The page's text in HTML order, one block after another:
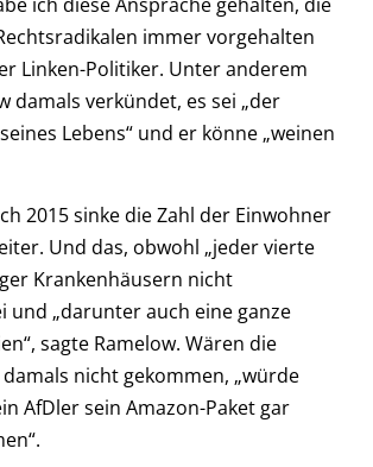
ich diese Ansprache gehalten, die
immer vorgehalten
Linken-Politiker. Unter anderem
damals verkündet, es sei „der
Lebens“ und er könne „weinen
2015 sinke die Zahl der Einwohner
Und das, obwohl „jeder vierte
Krankenhäusern nicht
und „darunter auch eine ganze
sagte Ramelow. Wären die
nicht gekommen, „würde
AfDler sein Amazon-Paket gar